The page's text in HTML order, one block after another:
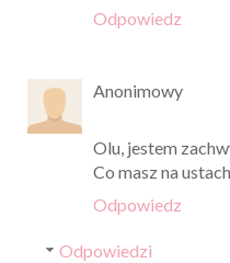
Odpowiedz
Anonimowy
Olu, jestem
Co masz na
Odpowiedz
Odpowiedzi